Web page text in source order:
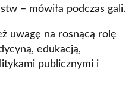
– mówiła podczas gali.
uwagę na rosnącą rolę
edukacją,
publicznymi i